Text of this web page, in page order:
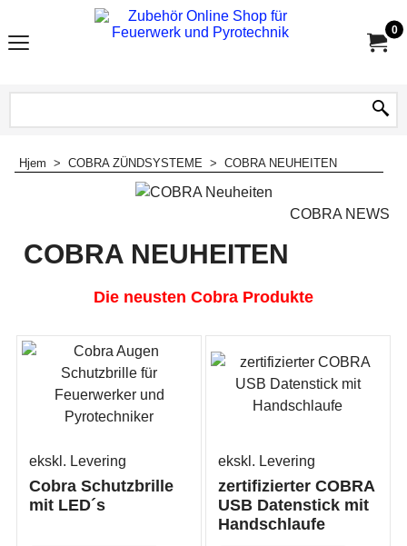
0
Hjem > COBRA ZÜNDSYSTEME > COBRA NEUHEITEN
COBRA NEWS
COBRA NEUHEITEN
Die neusten Cobra Produkte
ekskl. Levering
Cobra Schutzbrille
mit LED´s
ekskl. Levering
zertifizierter COBRA
USB Datenstick mit
Handschlaufe